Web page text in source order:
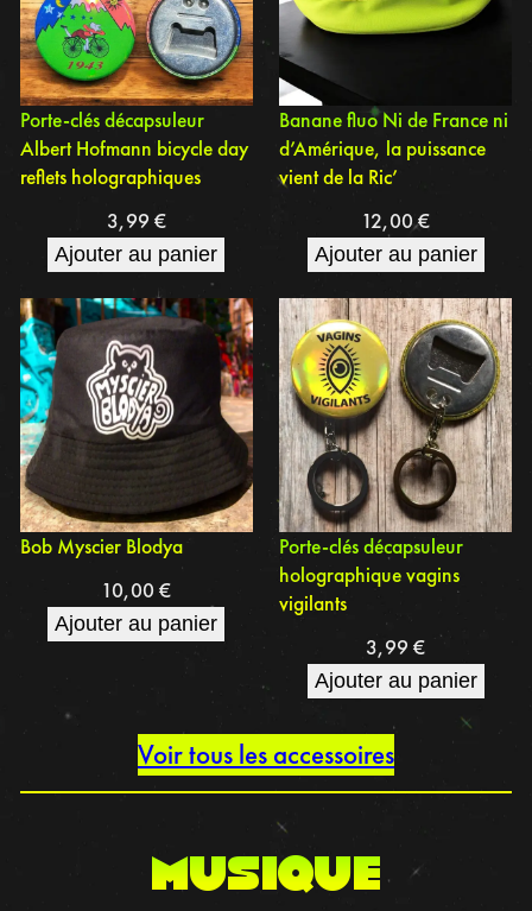
Porte-clés décapsuleur
Albert Hofmann bicycle day
reflets holographiques
3,99 €
Ajouter au panier
Banane fluo Ni de France ni
d’Amérique, la puissance
vient de la Ric’
12,00€
Ajouter au panier
Bob Myscier Blodya
10,00€
Ajouter au panier
Porte-clés décapsuleur
holographique vagins
vigilants
3,99€
Ajouter au panier
Voir tous les accessoires
musique